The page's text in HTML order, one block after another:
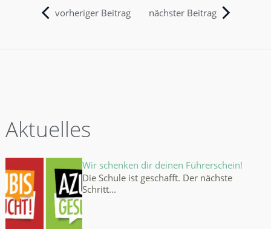
vorheriger Beitrag nächster Beitrag
Aktuelles
Wir schenken dir deinen Führerschein!
Die Schule ist geschafft. Der nächste
Schritt...